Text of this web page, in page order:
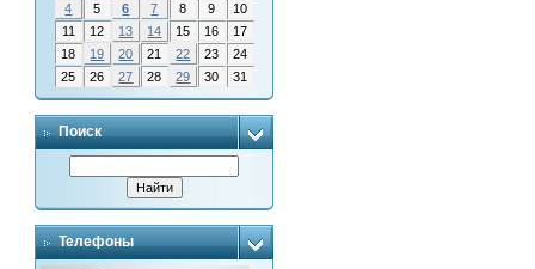
4
5 6 7 8 9
10
11
12 13 14 15 16
17
18
19 20 21 22 23
24
25
26 27 28 29 30 31
Поиск
Телефоны